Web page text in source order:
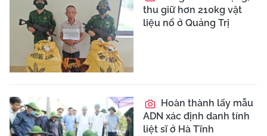
thu giữ hơn 210kg vật
liệu nổ ở Quảng Trị
Hoàn thành lấy mẫu
ADN xác định danh tính
liệt sĩ ở Hà Tĩnh